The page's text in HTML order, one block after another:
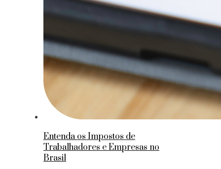
Entenda os Impostos de
Trabalhadores e Empresas no
Brasil